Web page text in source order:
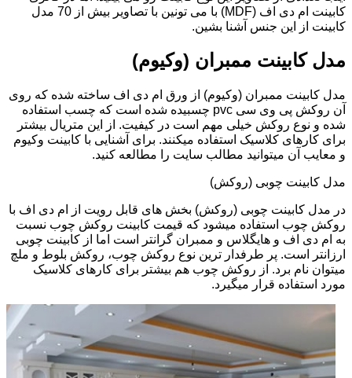
کابینت ام دی اف (MDF) با می تونین با تصاویر بیش از 70 مدل
کابینت از این جنس آشنا بشین.
مدل کابینت ممبران (وکیوم)
مدل کابینت ممبران (وکیوم) از ورق ام دی اف ساخته شده که روی
آن روکش پی وی سی pvc چسبیده شده است که چسب استفاده
شده و نوع روکش خیلی مهم است در کیفیت. از این متریال بیشتر
برای کارهای کلاسیک استفاده میکنند. برای آشنایی با کابینت وکیوم
و معایب آن میتوانید مطالب سایت را مطالعه کنید.
مدل کابینت چوبی (روکش)
در مدل کابینت چوبی (روکش) بخش های قابل رویت از ام دی اف با
روکش چوب استفاده میشود که قیمت کابینت روکش چوب نسبت
به ام دی اف و هایگلاس و ممبران گرانتر است اما از کابینت چوبی
ارزانتر است. پر طرفدار ترین نوع روکش چوب، روکش بلوط و ملچ
میتوان نام برد. از روکش چوب هم بیشتر برای کارهای کلاسیک
مورد استفاده قرار میگیرد.